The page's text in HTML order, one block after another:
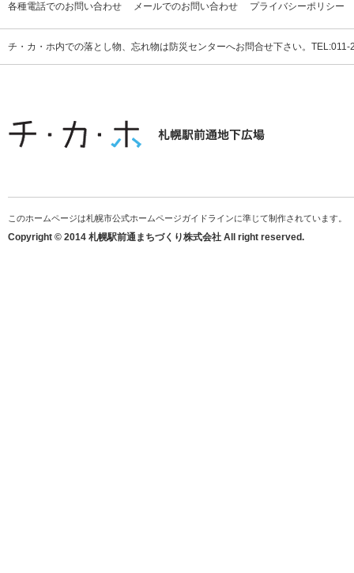
各種電話でのお問い合わせ
メールでのお問い合わせ プライバシーポリシー
チ・カ・ホ内での落とし物、忘れ物は防災センターへお問合せ下さい。
このホームページは札幌市公式ホームページガイドラインに準じて制作されています。
Copyright © 2014 札幌駅前通まちづくり株式会社 All right reserved.